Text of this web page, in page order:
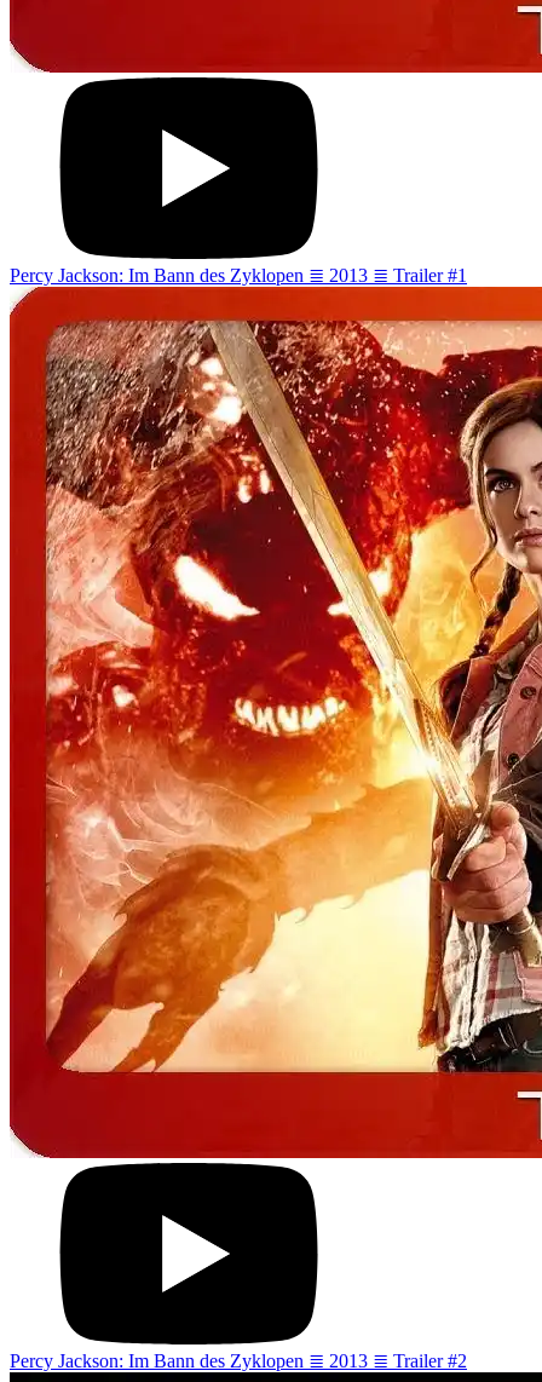
Percy Jackson: Im Bann des Zyklopen ≣ 2013 ≣ Trailer #1
Percy Jackson: Im Bann des Zyklopen ≣ 2013 ≣ Trailer #2